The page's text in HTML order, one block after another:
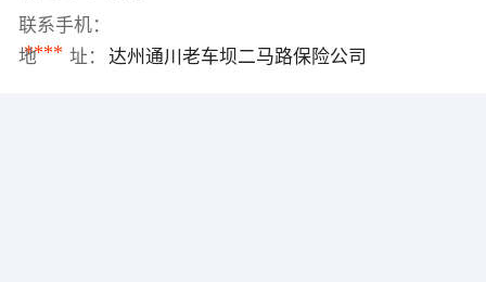
联系手机：
****
地 址： 达州通川老车坝二马路保险公司